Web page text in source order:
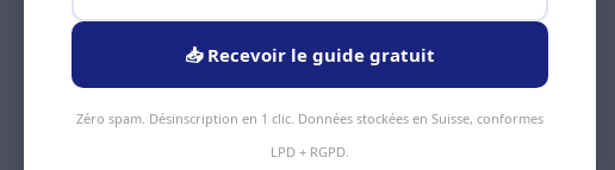
📥 Recevoir le guide gratuit
Zéro spam. Désinscription en 1 clic. Données stockées en Suisse, conformes
LPD + RGPD.